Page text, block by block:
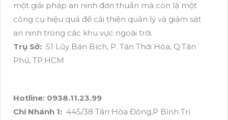
một giải pháp an ninh đơn thuần mà còn là một
công cụ hiệu quả để cải thiện quản lý và giám sát
an ninh trong các khu vực ngoài trời.
Trụ Sở: 51 Lũy Bán Bích, P. Tân Thới Hòa, Q.Tân
Phú, TP.HCM
Hotline: 0938.11.23.99
Chi Nhánh 1: 445/38 Tân Hòa Đông,P Bình Trị